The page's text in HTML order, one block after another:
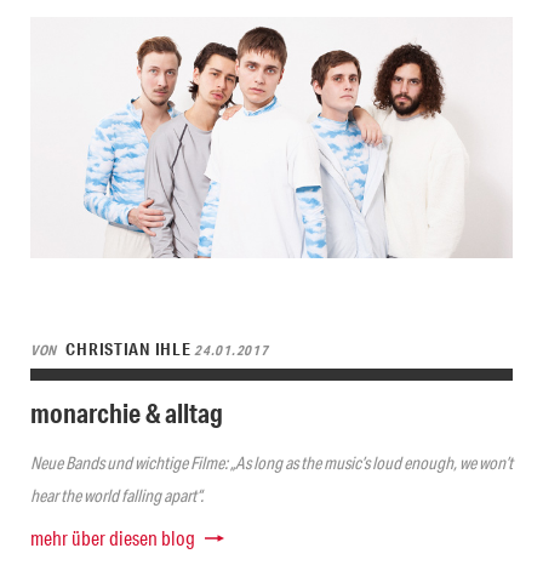
VON CHRISTIAN IHLE24.01.2017
monarchie & alltag
Neue Bands und wichtige Filme: „As long as the music’s loud enough, we won’t
hear the world falling apart“.
mehr über diesen blog